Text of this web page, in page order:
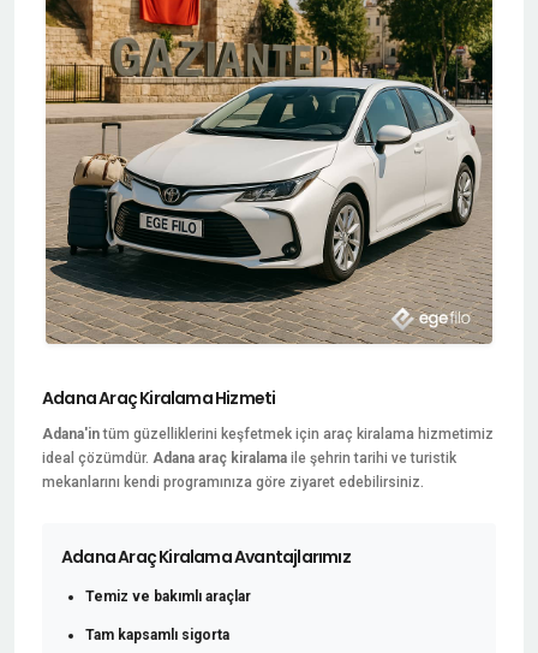
Adana Araç Kiralama Hizmeti
Adana'intüm güzelliklerini keşfetmek için araç kiralama hizmetimiz
ideal çözümdür. Adana araç kiralama ile şehrin tarihi ve turistik
mekanlarını kendi programınıza göre ziyaret edebilirsiniz.
Adana Araç Kiralama Avantajlarımız
Temiz ve bakımlı araçlar
Tam kapsamlı sigorta